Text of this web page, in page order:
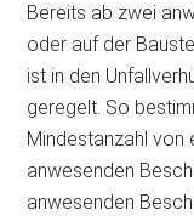
Bereits ab zwei
oder auf der
ist in den
geregelt. So
Mindestanzahl von
anwesenden
anwesenden